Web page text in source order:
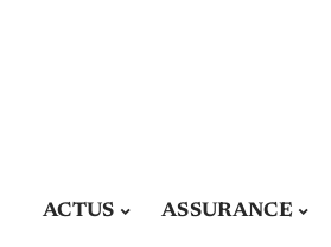
ACTUS ASSURANCE